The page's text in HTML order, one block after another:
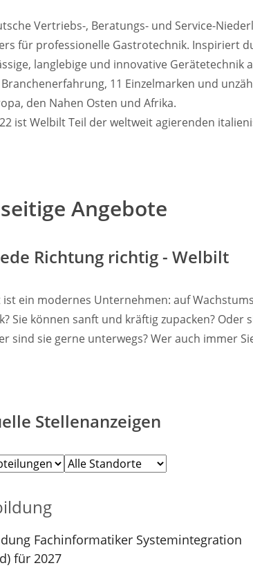
Vertriebs-, Beratungs- und Service-
für professionelle Gastrotechnik. Inspiriert
langlebige und innovative
Branchenerfahrung, 11 Einzelmarken und
den Nahen Osten und Afrika.
ist Welbilt Teil der weltweit agierenden
Angebote
Richtung richtig - Welbilt
ist ein modernes Unternehmen: auf
Sie können sanft und kräftig zupacken?
sind sie gerne unterwegs? Wer auch immer
Stellenanzeigen
Fachinformatiker Systemintegration
für 2027